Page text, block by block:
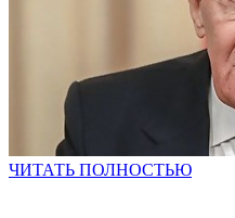
ЧИТАТЬ ПОЛНОСТЬЮ